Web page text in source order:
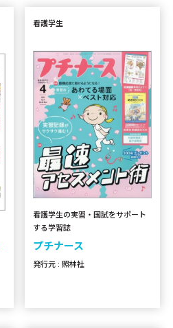
看護学生
看護学生の実習・国試をサポート
する学習誌
プチナース
発行元 : 照林社